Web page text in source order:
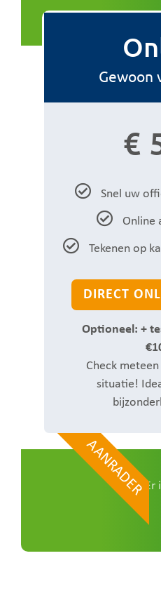
Gewoon
€
Snel uw
Online
Tekenen op
DIRECT
Optioneel: +
Check
situatie!
AANRADER